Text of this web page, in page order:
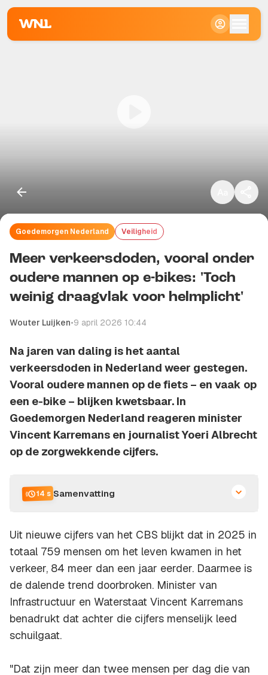
Goedemorgen Nederland Veiligheid
Meer verkeersdoden, vooral onder
oudere mannen op e-bikes: 'Toch
weinig draagvlak voor helmplicht'
Wouter Luijken•9 april 2026 10:44
Na jaren van daling is het aantal
verkeersdoden in Nederland weer gestegen.
Vooral oudere mannen op de fiets – en vaak op
een e-bike – blijken kwetsbaar. In
Goedemorgen Nederland reageren minister
Vincent Karremans en journalist Yoeri Albrecht
op de zorgwekkende cijfers.
14 s Samenvatting
Uit nieuwe cijfers van het CBS blijkt dat in 2025 in
totaal 759 mensen om het leven kwamen in het
verkeer, 84 meer dan een jaar eerder. Daarmee is
de dalende trend doorbroken. Minister van
Infrastructuur en Waterstaat Vincent Karremans
benadrukt dat achter die cijfers menselijk leed
schuilgaat.
"Dat zijn meer dan twee mensen per dag die van